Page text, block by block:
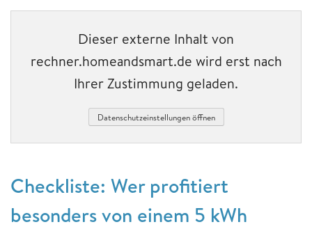
Dieser externe Inhalt von
rechner.homeandsmart.de wird erst nach
Ihrer Zustimmung geladen.
Datenschutzeinstellungen öffnen
Checkliste: Wer profitiert
besonders von einem 5 kWh